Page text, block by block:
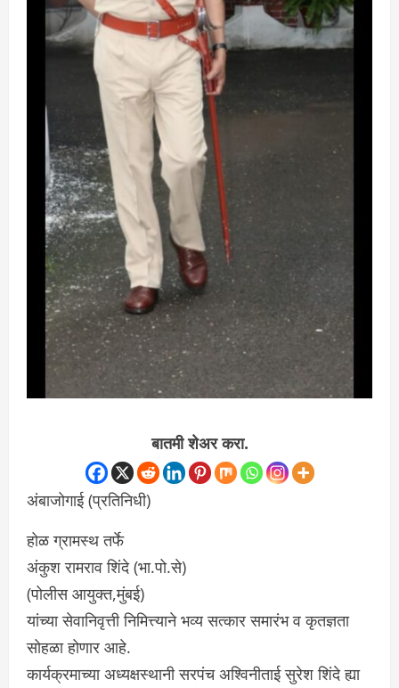
बातमी शेअर करा.
अंबाजोगाई (प्रतिनिधी)
होळ ग्रामस्थ तर्फे
अंकुश रामराव शिंदे (भा.पो.से)
(पोलीस आयुक्त,मुंबई)
यांच्या सेवानिवृत्ती निमित्त्याने भव्य सत्कार समारंभ व कृतज्ञता
सोहळा होणार आहे.
कार्यक्रमाच्या अध्यक्षस्थानी सरपंच अश्विनीताई सुरेश शिंदे ह्या